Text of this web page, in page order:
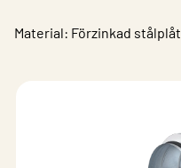
Material: Förzinkad stålplåt